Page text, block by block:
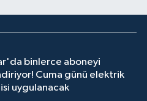
binlerce aboneyi
Cuma günü elektrik
uygulanacak